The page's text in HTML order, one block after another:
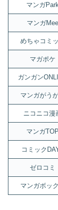
マンガPark
マンガMee
めちゃコミ
マガポケ
ガンガン
マンガがう
ニコニコ漫
マンガTOP
コミック
ゼロコミ
マンガボッ